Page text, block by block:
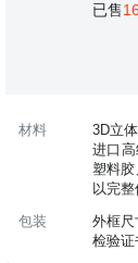
已售
材料
3D立
进口
塑料
以完
包装
外框尺
检验证